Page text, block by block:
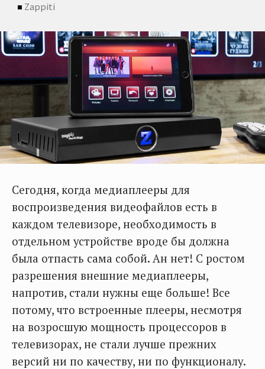
Zappiti
Сегодня, когда медиаплееры для
воспроизведения видеофайлов есть в
каждом телевизоре, необходимость в
отдельном устройстве вроде бы должна
была отпасть сама собой. Ан нет! С ростом
разрешения внешние медиаплееры,
напротив, стали нужны еще больше! Все
потому, что встроенные плееры, несмотря
на возросшую мощность процессоров в
телевизорах, не стали лучше прежних
версий ни по качеству, ни по функционалу.